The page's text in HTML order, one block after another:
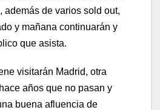
además de varios sold out,
y mañana continuarán y
que asista.
visitarán Madrid, otra
años que no pasan y
buena afluencia de